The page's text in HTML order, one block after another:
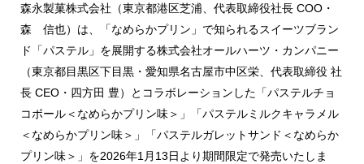
森永製菓株式会社（東京都港区芝浦、代表取締役社長 COO・
森 信也）は、「なめらかプリン」で知られるスイーツブラン
ド「パステル」を展開する株式会社オールハーツ・カンパニー
（東京都目黒区下目黒・愛知県名古屋市中区栄、代表取締役 社
長 CEO・四方田 豊）とコラボレーションした「パステルチョ
コボール＜なめらかプリン味＞」「パステルミルクキャラメル
＜なめらかプリン味＞」「パステルガレットサンド＜なめらか
プリン味＞」を2026年1月13日より期間限定で発売いたしま